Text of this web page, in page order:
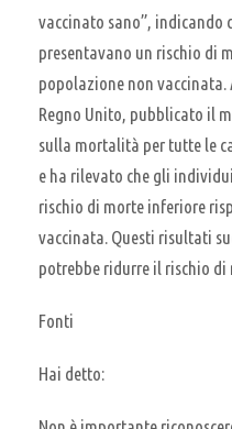
vaccinato sano”,
presentavano un rischio di
popolazione non
Regno Unito, pubblicato il
sulla mortalità per tutte le
e ha rilevato che gli
rischio di morte inferiore
vaccinata. Questi risultati
potrebbe ridurre il rischio di
Fonti
Hai detto: